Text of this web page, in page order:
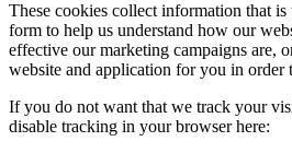
These cookies collect information that is
form to help us understand how our
effective our marketing campaigns are,
website and application for you in order
If you do not want that we track your
disable tracking in your browser here: